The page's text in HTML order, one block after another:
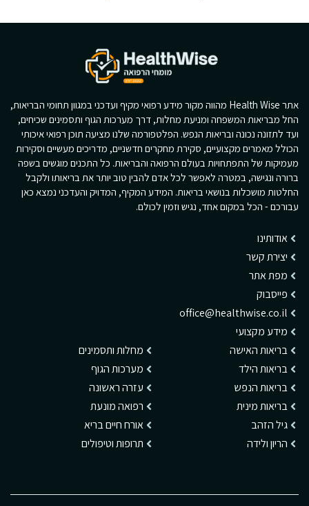
אתר Health Wise מהווה מקור מידע רפואי מקיף ועדכני במגוון תחומי הבריאות,
החל מבריאות המשפחה ומניעת מחלות, דרך מערכות הגוף ותסמינים שכיחים,
ועד לתזונה נכונה ובריאות הנפש. הפלטפורמה שלנו מציעה תוכן רפואי איכותי
הכולל מאמרים מקצועיים, סקירת מחקרים חדשניים, מדריכים מעשיים וסקירות
מעמיקות של התפתחויות בעולם הרפואה והבריאות. כל התכנים מוגשים בשפה
ברורה ונגישה, במטרה לאפשר לכל אדם להבין טוב יותר את בריאותו ולקבל
החלטות מושכלות בנושאי בריאות. המידע המקיף, המדויק והעדכני נמצא כאן
עבורכם - הכל במקום אחד, נגיש וזמין לכולם.
אודותינו
יצירת קשר
מפת אתר
פייסבוק
office@healthwise.co.il
מידע מקצועי
בריאות האישה
בריאות הילד
בריאות הנפש
בריאות מינית
גיל הזהב
הריון ולידה
מחלות ותסמינים
מערכות הגוף
עזרה ראשונה
רפואה מונעת
אורח חיים בריא
תרופות וטיפולים